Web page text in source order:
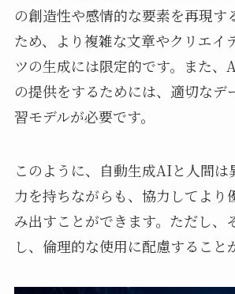
の創造性や感情的な要素を再現す
ため、より複雑な文章やクリエイ
ツの生成には限定的です。また、
の提供をするためには、適切なデ
習モデルが必要です。
このように、自動生成AIと人間は
力を持ちながらも、協力してより
み出すことができます。ただし、
し、倫理的な使用に配慮すること